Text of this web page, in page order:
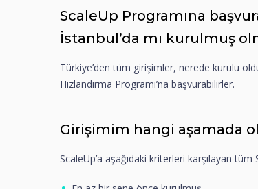
ScaleUp Programına
İstanbul’da mı kurulmuş
Türkiye’den tüm girişimler, nerede kurulu
Hızlandırma Programı’na başvurabilirler.
Girişimim hangi aşamada
ScaleUp’a aşağıdaki kriterleri karşılayan